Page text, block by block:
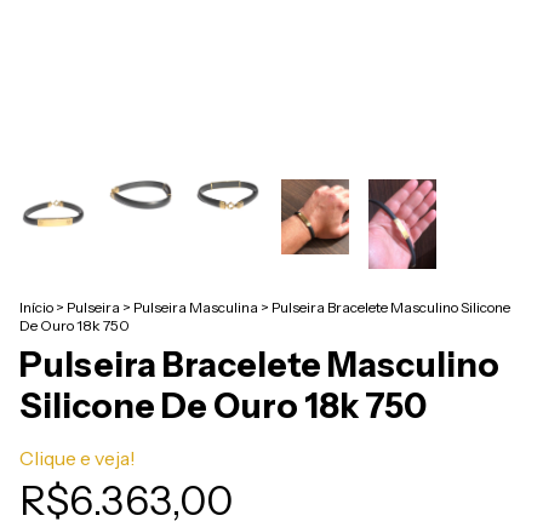
Início > Pulseira > Pulseira Masculina > Pulseira Bracelete Masculino Silicone
De Ouro 18k 750
Pulseira Bracelete Masculino
Silicone De Ouro 18k 750
Clique e veja!
R$6.363,00